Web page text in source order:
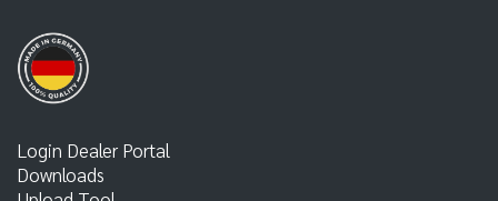
Login Dealer Portal
Downloads